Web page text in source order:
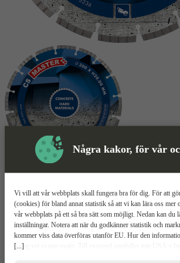
Några kakor, för vår
[...]
Vi vill att vår webbplats skall fungera bra för dig. För att
(cookies) för bland annat statistik så att vi kan lära oss
vår webbplats på ett så bra sätt som möjligt. Nedan kan du
inställningar. Notera att när du godkänner statistik och
kommer viss data överföras utanför EU. Hur den
bolag vet vi inte exakt. Till exempel uppfyller inte USA:s
Kapskiva Mer information
CARAT CS Master